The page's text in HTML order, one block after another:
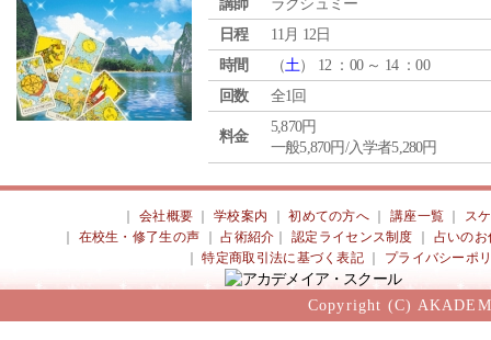
講師
ラクシュミー
日程
11月 12日
時間
（土） 12 ：00 ～ 14 ：00
回数
全1回
料金
5,870円
一般5,870円/入学者5,280円
会社概要 ｜学校案内 ｜初めての方へ 講座一覧
ス
在校生・修了生の声 ｜占術紹介 ｜認定ライセンス制度
占いのお
｜特定商取引法に基づく表記 プライバシーポ
Copyright (C)